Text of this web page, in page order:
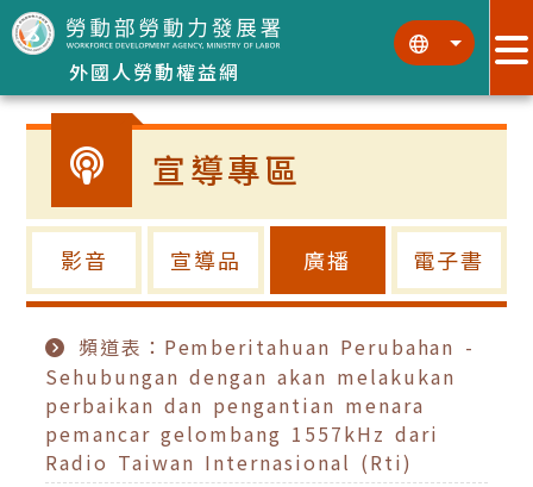
跳到主要內容區塊
外國人勞動權益網
::: :::
宣導專區
影音 宣導品 廣播 電子書
頻道表：Pemberitahuan Perubahan -
Sehubungan dengan akan melakukan
perbaikan dan pengantian menara
pemancar gelombang 1557kHz dari
Radio Taiwan Internasional (Rti)